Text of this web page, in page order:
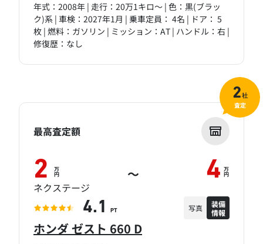
年式：2008年 | 走行：20万1キロ～ | 色：黒(ブラッ
ク)系 | 車検：2027年1月 | 乗車定員： 4名 | ドア： 5
枚 | 燃料：ガソリン | ミッション：AT | ハンドル：右 |
修復歴：なし
ホンダ ゼスト 660 D
最高査定額
2 万
円 ～ 4 万
円
ネクステージ
4.1 PT 写真
装備
情報
2社
査定